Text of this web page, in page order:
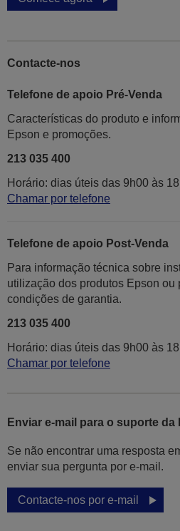
Contacte-nos
Telefone de apoio Pré-Venda
Características do produto e
Epson e promoções.
213 035 400
Horário: dias úteis das 9h00 às
Chamar por telefone
Telefone de apoio Post-Venda
Para informação técnica sobre
utilização dos produtos Epson ou
condições de garantia.
213 035 400
Horário: dias úteis das 9h00 às
Chamar por telefone
Enviar e-mail para o suporte da
Se não encontrar uma resposta
enviar sua pergunta por e-mail.
Contacte-nos por e-mail